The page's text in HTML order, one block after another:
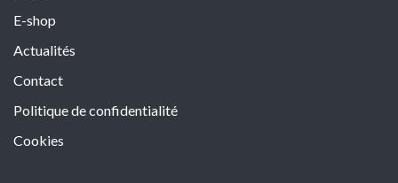
E-shop
Actualités
Contact
Politique de confidentialité
Cookies